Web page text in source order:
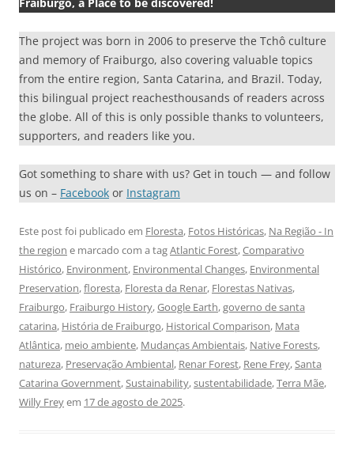
The project was born in 2006 to preserve the Tchô culture
and memory of Fraiburgo, also covering valuable topics
from the entire region, Santa Catarina, and Brazil. Today,
this bilingual project reachesthousands of readers across
the globe. All of this is only possible thanks to volunteers,
supporters, and readers like you.
Got something to share with us? Get in touch — and follow
us on – Facebook or Instagram
Este post foi publicado em Floresta, Fotos Históricas, Na Região - In
the region e marcado com a tagAtlantic Forest,Comparativo
Histórico, Environment, Environmental Changes, Environmental
Preservation,floresta, Floresta da Renar, Florestas Nativas,
Fraiburgo, Fraiburgo History,Google Earth,governo de santa
catarina, História de Fraiburgo, Historical Comparison, Mata
Atlântica, meio ambiente, Mudanças Ambientais, Native Forests,
natureza, Preservação Ambiental, Renar Forest, Rene Frey,Santa
Catarina Government,Sustainability,sustentabilidade,Terra Mãe,
Willy Freyem 17 de agosto de 2025.